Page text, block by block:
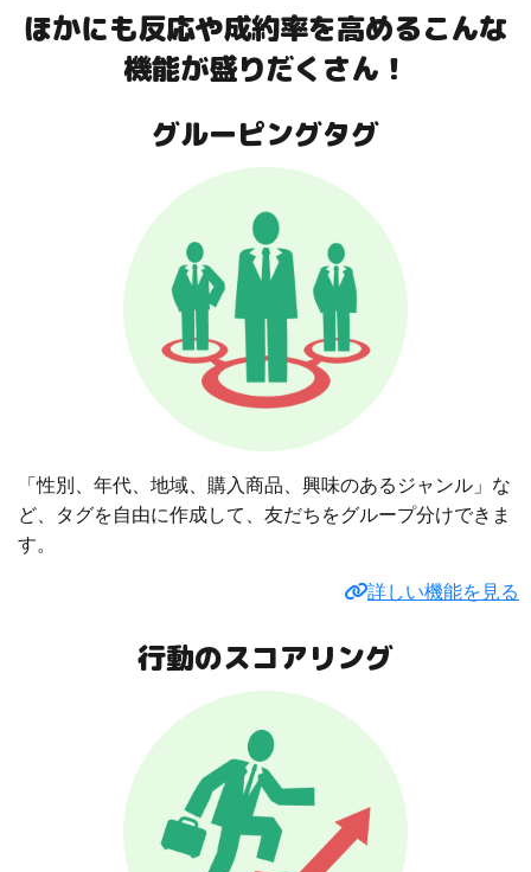
ほかにも反応や成約率を高めるこんな
機能が盛りだくさん！
グルーピングタグ
「性別、年代、地域、購入商品、興味のあるジャンル」な
ど、タグを自由に作成して、友だちをグループ分けできま
す。
詳しい機能を見る
行動のスコアリング